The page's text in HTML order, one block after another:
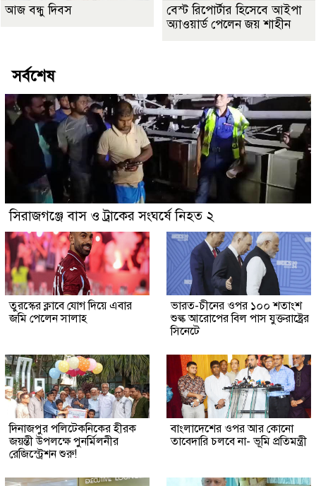
আজ বন্ধু দিবস
বেস্ট রিপোর্টার হিসেবে আইপা
অ্যাওয়ার্ড পেলেন জয় শাহীন
সর্বশেষ
সিরাজগঞ্জে বাস ও ট্রাকের সংঘর্ষে নিহত ২
তুরস্কের ক্লাবে যোগ দিয়ে এবার
জমি পেলেন সালাহ
ভারত-চীনের ওপর ১০০ শতাংশ
শুল্ক আরোপের বিল পাস যুক্তরাষ্ট্রের
সিনেটে
দিনাজপুর পলিটেকনিকের হীরক
জয়ন্তী উপলক্ষে পুনর্মিলনীর
রেজিস্ট্রেশন শুরু!
বাংলাদেশের ওপর আর কোনো
তাবেদারি চলবে না- ভূমি প্রতিমন্ত্রী